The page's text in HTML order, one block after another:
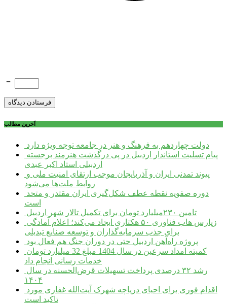
=
آخرین مطالب
دولت چهاردهم به فرهنگ و هنر در جامعه توجه ویژه دارد
اردبیلی استاد اکبر عبدی
روابط ملت‌ها می‌شود
است
تامین ۲۳۰میلیارد تومان برای تکمیل تالار شهر اردبیل
برای جذب سرمایه‌گذاران و توسعه صنایع تبدیلی
پروژه راه‌آهن اردبیل حتی در دوران جنگ هم فعال بود
خدمات رسانی انجام داد
۱۴۰۴
تاکید است